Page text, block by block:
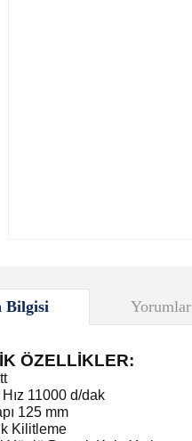
Bilgisi Yorumlar
ÖZELLİKLER:
11000 d/dak
125 mm
Kilitleme